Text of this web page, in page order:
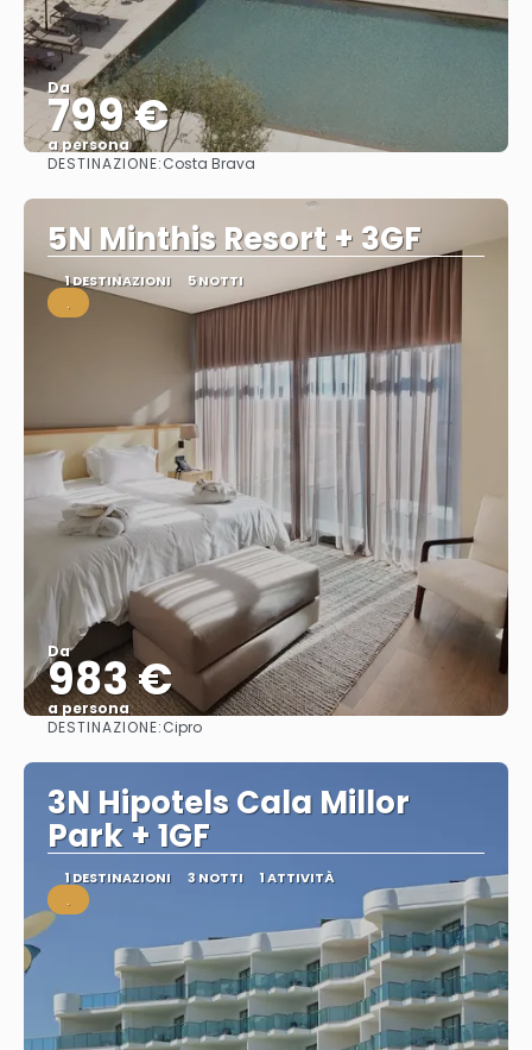
Da
799 €
a persona
Vedere
DESTINAZIONE:Costa Brava
5N Minthis Resort + 3GF
1 DESTINAZIONI 5 NOTTI
.
Da
983 €
a persona
DESTINAZIONE:Cipro
3N Hipotels Cala Millor
Park + 1GF
1 DESTINAZIONI 3 NOTTI 1 ATTIVITÀ
.